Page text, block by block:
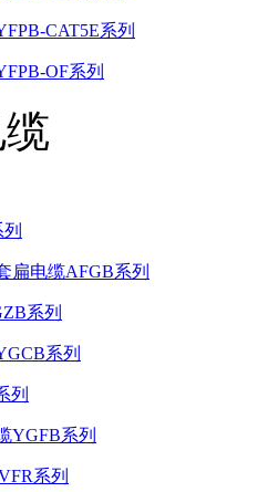
CAT5E系列
OF系列
扁电缆AFGB系列
系列
系列
列
YGFB系列
系列